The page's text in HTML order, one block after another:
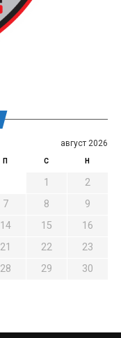
август 2026
П С Н
1
2
7 8
9
14 15
16
21 22
23
28 29
30